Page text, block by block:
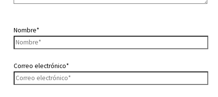
Nombre*
Correo electrónico*